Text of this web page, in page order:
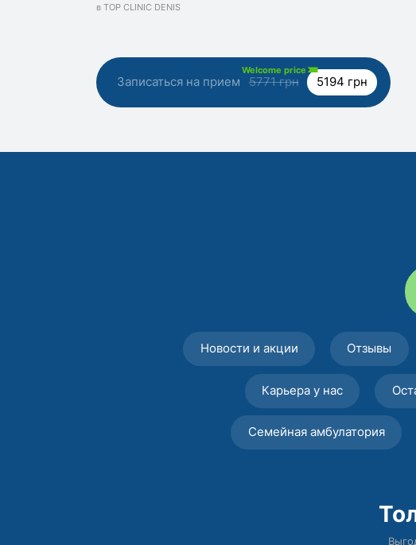
в TOP CLINIC DENIS
Записаться на прием
Welcome price
5771 грн 5194 грн
Новости и акции Отзывы
Карьера у нас
Семейная амбулатория